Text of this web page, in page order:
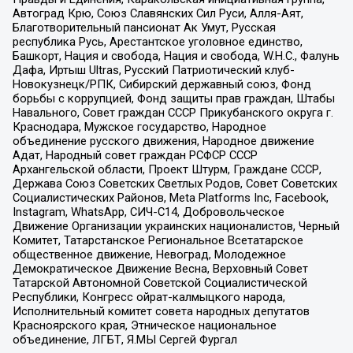
Автоград Крю, Союз Славянских Сил Руси, Алля-Аят,
Благотворительный пансионат Ак Умут, Русская
республика Русь, Арестантское уголовное единство,
Башкорт, Нация и свобода, Нация и свобода, W.H.С., Фалунь
Дафа, Иртыш Ultras, Русский Патриотический клуб-
Новокузнецк/РПК, Сибирский державный союз, Фонд
борьбы с коррупцией, Фонд защиты прав граждан, Штабы
Навального, Совет граждан СССР Прикубанского округа г.
Краснодара, Мужское государство, Народное
объединение русского движения, Народное движение
Адат, Народный совет граждан РСФСР СССР
Архангельской области, Проект Штурм, Граждане СССР,
Держава Союз Советских Светлых Родов, Совет Советских
Социалистических Районов, Meta Platforms Inc, Facebook,
Instagram, WhatsApp, СИЧ-С14, Добровольческое
Движение Организации украинских националистов, Черный
Комитет, Татарстанское Региональное Всетатарское
общественное движение, Невоград, Молодежное
Демократическое Движение Весна, Верховный Совет
Татарской Автономной Советской Социалистической
Республики, Конгресс ойрат-калмыцкого народа,
Исполнительный комитет совета народных депутатов
Красноярского края, Этническое национальное
объединение, ЛГБТ, Я.МЫ Сергей Фургал